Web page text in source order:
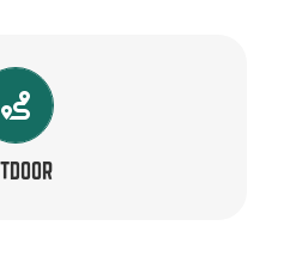
Harold, Tim & Siegfried